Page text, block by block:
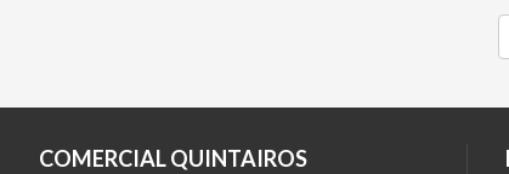
COMERCIAL QUINTAIROS